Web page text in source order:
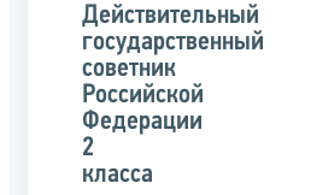
Действительный
государственный
советник
Российской
Федерации
2
класса